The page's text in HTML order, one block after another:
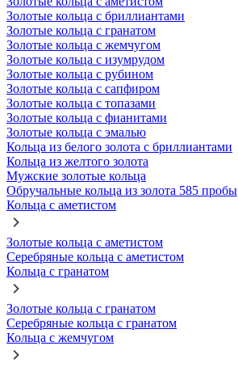
Золотые кольца с бриллиантами
Золотые кольца с гранатом
Золотые кольца с жемчугом
Золотые кольца с изумрудом
Золотые кольца с рубином
Золотые кольца с сапфиром
Золотые кольца с топазами
Золотые кольца с фианитами
Золотые кольца с эмалью
Кольца из белого золота с бриллиантами
Кольца из желтого золота
Мужские золотые кольца
Обручальные кольца из золота 585 пробы
Кольца с аметистом
Золотые кольца с аметистом
Серебряные кольца с аметистом
Кольца с гранатом
Золотые кольца с гранатом
Серебряные кольца с гранатом
Кольца с жемчугом